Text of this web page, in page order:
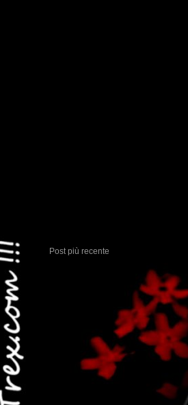
Post più recente